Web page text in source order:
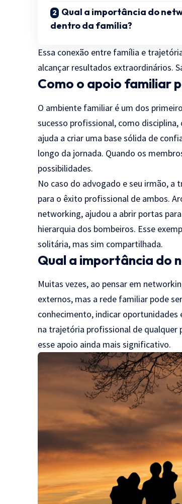
Qual a importância do
dentro da família?
Essa conexão entre família e
alcançar resultados extraordinários.
Como o apoio familiar
O ambiente familiar é um dos
sucesso profissional, como
ajuda a criar uma base sólida de
longo da jornada. Quando os
possibilidades.
No caso do advogado e seu irmão,
para o êxito profissional de ambos.
networking, ajudou a abrir portas
hierarquia dos bombeiros. Esse
solitária, mas sim compartilhada.
Qual a importância do
Muitas vezes, ao pensar em
externos, mas a rede familiar pode
conhecimento, indicar
na trajetória profissional de qualquer
esse apoio ainda mais significativo.